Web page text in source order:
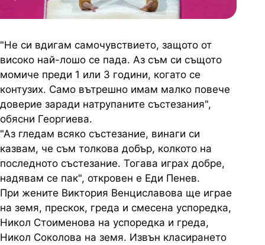
"Не си вдигам самочувствието, защото от
високо най-лошо се пада. Аз съм си същото
момиче преди 1 или 3 години, когато се
контузих. Само вътрешно имам малко повече
доверие заради натрупаните състезания",
обясни Георгиева.
"Аз гледам всяко състезание, винаги си
казвам, че съм толкова добър, колкото на
последното състезание. Тогава играх добре,
надявам се пак", откровен е Еди Пенев.
При жените Виктория Венциславова ще играе
на земя, прескок, греда и смесена успоредка,
Никол Стоименова на успоредка и греда,
Никол Соколова на земя. Извън класирането